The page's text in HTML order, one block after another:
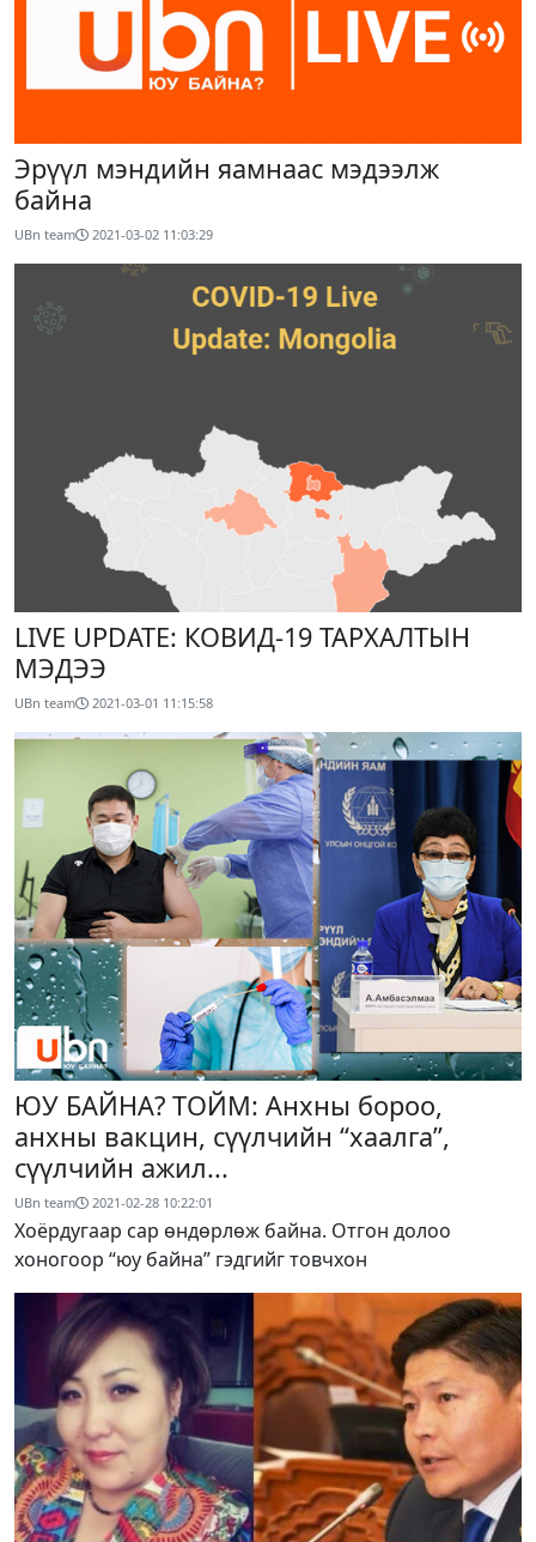
Эрүүл мэндийн яамнаас мэдээлж
байна
UBn team 2021-03-02 11:03:29
LIVE UPDATE: КОВИД-19 ТАРХАЛТЫН
МЭДЭЭ
UBn team 2021-03-01 11:15:58
ЮУ БАЙНА? ТОЙМ: Анхны бороо,
анхны вакцин, сүүлчийн “хаалга”,
сүүлчийн ажил...
UBn team 2021-02-28 10:22:01
Хоёрдугаар сар өндөрлөж байна. Отгон долоо
хоногоор “юу байна” гэдгийг товчхон